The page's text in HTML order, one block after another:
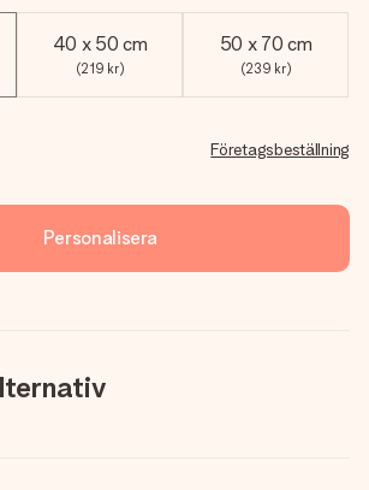
40 x 50 cm
(219 kr)
50 x 70 cm
(239 kr)
Företagsbeställning
Personalisera